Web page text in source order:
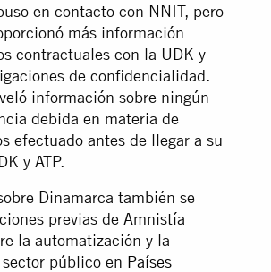
en contacto con NNIT, pero
más información
contractuales con la UDK y
de confidencialidad.
información sobre ningún
debida en materia de
efectuado antes de llegar a su
y ATP.
Dinamarca también se
previas de Amnistía
la automatización y la
público en Países